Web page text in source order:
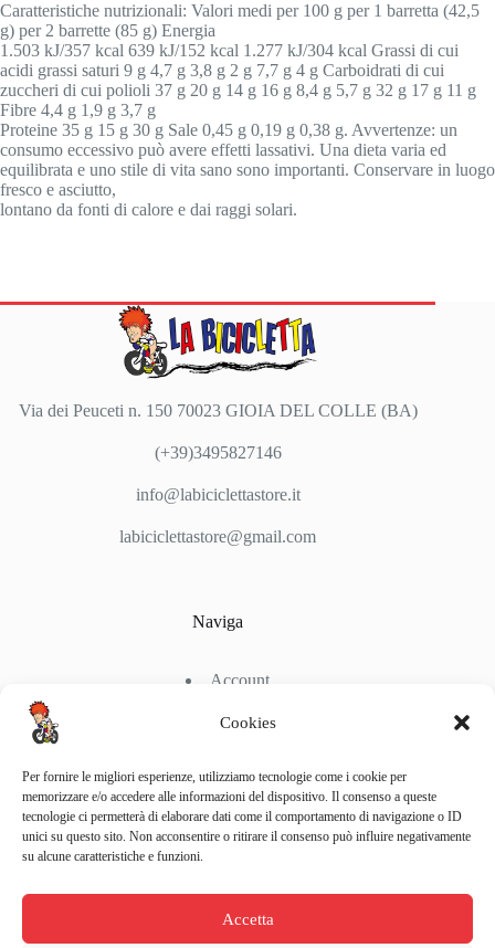
Cookies
Per fornire le migliori esperienze, utilizziamo tecnologie come i cookie per
memorizzare e/o accedere alle informazioni del dispositivo. Il consenso a queste
tecnologie ci permetterà di elaborare dati come il comportamento di navigazione o ID
unici su questo sito. Non acconsentire o ritirare il consenso può influire negativamente
su alcune caratteristiche e funzioni.
Accetta
Caratteristiche nutrizionali: Valori medi per 100 g per 1 barretta (42,5
g) per 2 barrette (85 g) Energia
1.503 kJ/357 kcal 639 kJ/152 kcal 1.277 kJ/304 kcal Grassi di cui
acidi grassi saturi 9 g 4,7 g 3,8 g 2 g 7,7 g 4 g Carboidrati di cui
zuccheri di cui polioli 37 g 20 g 14 g 16 g 8,4 g 5,7 g 32 g 17 g 11 g
Fibre 4,4 g 1,9 g 3,7 g
Proteine 35 g 15 g 30 g Sale 0,45 g 0,19 g 0,38 g. Avvertenze: un
consumo eccessivo può avere effetti lassativi. Una dieta varia ed
equilibrata e uno stile di vita sano sono importanti. Conservare in luogo
fresco e asciutto,
lontano da fonti di calore e dai raggi solari.
Via dei Peuceti n. 150 70023 GIOIA DEL COLLE (BA)
(+39)3495827146
info@labiciclettastore.it
labiciclettastore@gmail.com
Naviga
Account
Chi Siamo
Link Utili
Politiche di Reso
Metodi di Pagamento